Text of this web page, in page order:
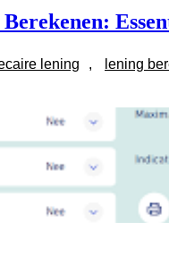
lening , lening